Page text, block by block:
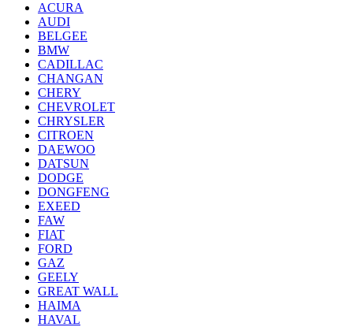
ACURA
AUDI
BELGEE
BMW
CADILLAC
CHANGAN
CHERY
CHEVROLET
CHRYSLER
CITROEN
DAEWOO
DATSUN
DODGE
DONGFENG
EXEED
FAW
FIAT
FORD
GAZ
GEELY
GREAT WALL
HAIMA
HAVAL